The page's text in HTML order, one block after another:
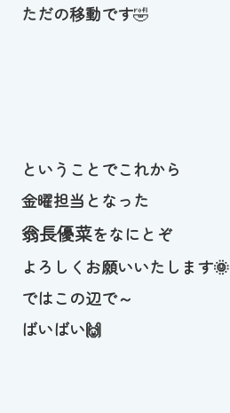
ただの移動です🤣
ということでこれから
金曜担当となった
翁長優菜をなにとぞ
よろしくお願いいたします🌞
ではこの辺で～
ばいばい🙌